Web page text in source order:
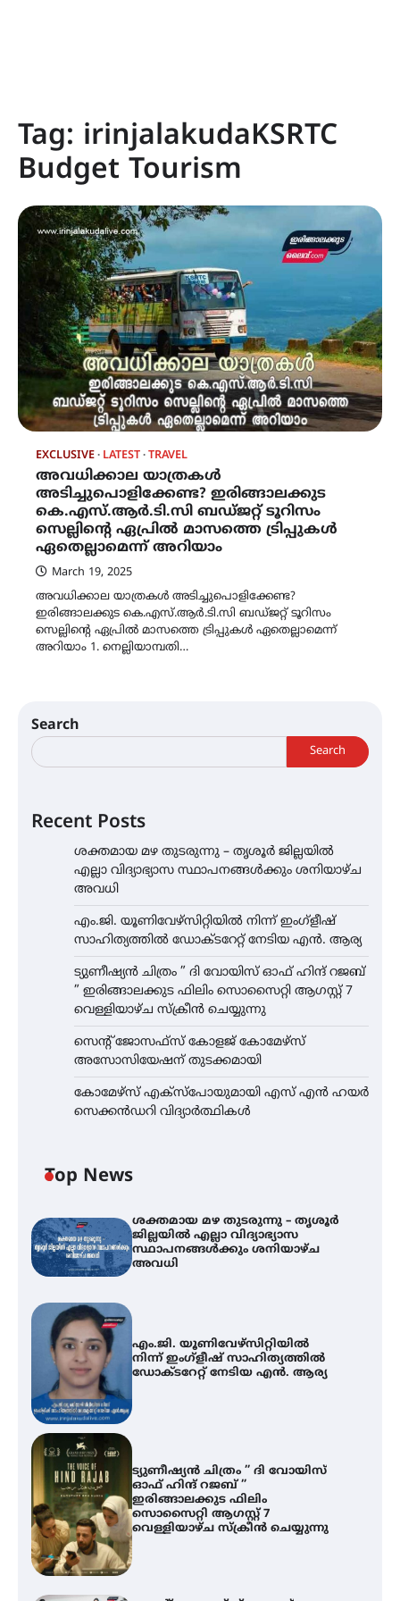
Tag: irinjalakudaKSRTC
Budget Tourism
EXCLUSIVE LATEST TRAVEL
അവധിക്കാല യാത്രകൾ
അടിച്ചുപൊളിക്കേണ്ട? ഇരിങ്ങാലക്കുട
കെ.എസ്.ആർ.ടി.സി ബഡ്ജറ്റ് ടൂറിസം
സെല്ലിന്റെ ഏപ്രിൽ മാസത്തെ ട്രിപ്പുകൾ
ഏതെല്ലാമെന്ന് അറിയാം
March 19, 2025
അവധിക്കാല യാത്രകൾ അടിച്ചുപൊളിക്കേണ്ട?
ഇരിങ്ങാലക്കുട കെ.എസ്.ആർ.ടി.സി ബഡ്ജറ്റ് ടൂറിസം
സെല്ലിന്റെ ഏപ്രിൽ മാസത്തെ ട്രിപ്പുകൾ ഏതെല്ലാമെന്ന്
അറിയാം 1. നെല്ലിയാമ്പതി…
Search
Search
Recent Posts
ശക്തമായ മഴ തുടരുന്നു – തൃശൂർ ജില്ലയിൽ
എല്ലാ വിദ്യാഭ്യാസ സ്ഥാപനങ്ങൾക്കും ശനിയാഴ്ച
അവധി
എം.ജി. യൂണിവേഴ്‌സിറ്റിയിൽ നിന്ന് ഇംഗ്ളീഷ്
സാഹിത്യത്തിൽ ഡോക്ടറേറ്റ് നേടിയ എൻ. ആര്യ
ട്യുണീഷ്യൻ ചിത്രം ” ദി വോയിസ് ഓഫ് ഹിന്ദ് റജബ്
” ഇരിങ്ങാലക്കുട ഫിലിം സൊസൈറ്റി ആഗസ്റ്റ് 7
വെള്ളിയാഴ്ച സ്‌ക്രീൻ ചെയ്യുന്നു
സെന്റ് ജോസഫ്സ് കോളജ് കോമേഴ്‌സ്
അസോസിയേഷന് തുടക്കമായി
കോമേഴ്സ് എക്സ്പോയുമായി എസ് എൻ ഹയർ
സെക്കൻഡറി വിദ്യാർത്ഥികൾ
Top News
ശക്തമായ മഴ തുടരുന്നു – തൃശൂർ
ജില്ലയിൽ എല്ലാ വിദ്യാഭ്യാസ
സ്ഥാപനങ്ങൾക്കും ശനിയാഴ്ച
അവധി
എം.ജി. യൂണിവേഴ്‌സിറ്റിയിൽ
നിന്ന് ഇംഗ്ളീഷ് സാഹിത്യത്തിൽ
ഡോക്ടറേറ്റ് നേടിയ എൻ. ആര്യ
ട്യുണീഷ്യൻ ചിത്രം ” ദി വോയിസ്
ഓഫ് ഹിന്ദ് റജബ് ”
ഇരിങ്ങാലക്കുട ഫിലിം
സൊസൈറ്റി ആഗസ്റ്റ് 7
വെള്ളിയാഴ്ച സ്‌ക്രീൻ ചെയ്യുന്നു